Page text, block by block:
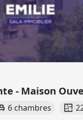
- Maison
6 chambres